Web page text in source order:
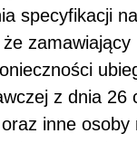
specyfikacji
zamawiający
z dnia
inne osoby